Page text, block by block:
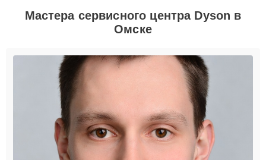
Мастера сервисного центра Dyson в
Омске